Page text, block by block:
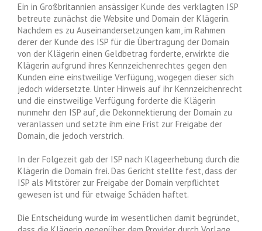
Ein in Großbritannien ansässiger Kunde des verklagten ISP
betreute zunächst die Website und Domain der Klägerin.
Nachdem es zu Auseinandersetzungen kam, im Rahmen
derer der Kunde des ISP für die Übertragung der Domain
von der Klägerin einen Geldbetrag forderte, erwirkte die
Klägerin aufgrund ihres Kennzeichenrechtes gegen den
Kunden eine einstweilige Verfügung, wogegen dieser sich
jedoch widersetzte. Unter Hinweis auf ihr Kennzeichenrecht
und die einstweilige Verfügung forderte die Klägerin
nunmehr den ISP auf, die Dekonnektierung der Domain zu
veranlassen und setzte ihm eine Frist zur Freigabe der
Domain, die jedoch verstrich.
In der Folgezeit gab der ISP nach Klageerhebung durch die
Klägerin die Domain frei. Das Gericht stellte fest, dass der
ISP als Mitstörer zur Freigabe der Domain verpflichtet
gewesen ist und für etwaige Schäden haftet.
Die Entscheidung wurde im wesentlichen damit begründet,